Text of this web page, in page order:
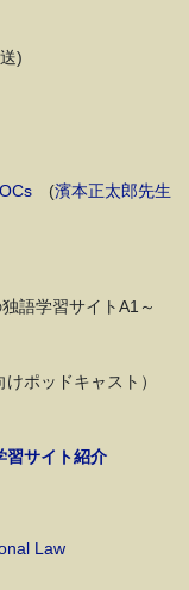
)
(濱本正太郎先生
語学習サイトA1～
けポッドキャスト）
習サイト紹介
Law